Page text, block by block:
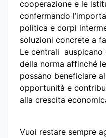
cooperazione e le
confermando
politica e corpi
soluzioni concrete a
Le centrali auspicano
della norma affinché
possano beneficiare
opportunità e
alla crescita
Vuoi restare sempre